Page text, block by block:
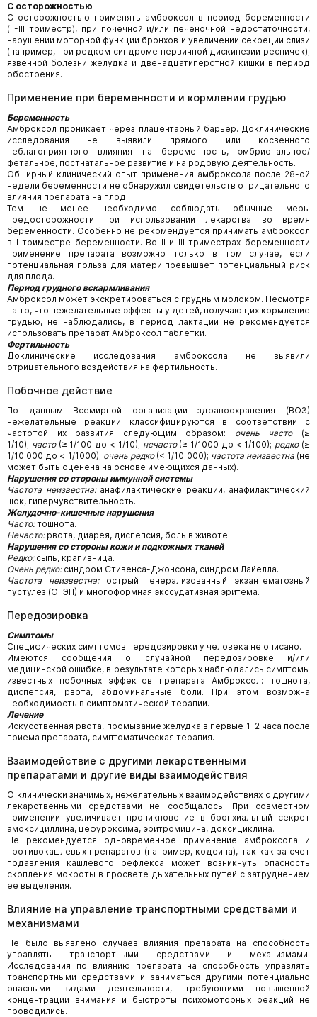
С осторожностью
С осторожностью применять амброксол в период беременности
(II-III триместр), при почечной и/или печеночной недостаточности,
нарушении моторной функции бронхов и увеличении секреции слизи
(например, при редком синдроме первичной дискинезии ресничек);
язвенной болезни желудка и двенадцатиперстной кишки в период
обострения.
Применение при беременности и кормлении грудью
Беременность
Амброксол проникает через плацентарный барьер. Доклинические
исследования не выявили прямого или косвенного
неблагоприятного влияния на беременность, эмбриональное/
фетальное, постнатальное развитие и на родовую деятельность.
Обширный клинический опыт применения амброксола после 28-ой
недели беременности не обнаружил свидетельств отрицательного
влияния препарата на плод.
Тем не менее необходимо соблюдать обычные меры
предосторожности при использовании лекарства во время
беременности. Особенно не рекомендуется принимать амброксол
в I триместре беременности. Во II и III триместрах беременности
применение препарата возможно только в том случае, если
потенциальная польза для матери превышает потенциальный риск
для плода.
Период грудного вскармливания
Амброксол может экскретироваться с грудным молоком. Несмотря
на то, что нежелательные эффекты у детей, получающих кормление
грудью, не наблюдались, в период лактации не рекомендуется
использовать препарат Амброксол таблетки.
Фертильность
Доклинические исследования амброксола не выявили
отрицательного воздействия на фертильность.
Побочное действие
По данным Всемирной организации здравоохранения (ВОЗ)
нежелательные реакции классифицируются в соответствии с
частотой их развития следующим образом: очень часто(≥
1/10); часто(≥ 1/100 до < 1/10); нечасто(≥ 1/1000 до < 1/100); редко(≥
1/10 000 до < 1/1000); очень редко(< 1/10 000); частота неизвестна(не
может быть оценена на основе имеющихся данных).
Нарушения со стороны иммунной системы
Частота неизвестна:анафилактические реакции, анафилактический
шок, гиперчувствительность.
Желудочно-кишечные нарушения
Часто:тошнота.
Нечасто:рвота, диарея, диспепсия, боль в животе.
Нарушения со стороны кожи и подкожных тканей
Редко:сыпь, крапивница.
Очень редко:синдром Стивенса-Джонсона, синдром Лайелла.
Частота неизвестна:острый генерализованный экзантематозный
пустулез (ОГЭП) и многоформная экссудативная эритема.
Передозировка
Симптомы
Специфических симптомов передозировки у человека не описано.
Имеются сообщения о случайной передозировке и/или
медицинской ошибке, в результате которых наблюдались симптомы
известных побочных эффектов препарата Амброксол: тошнота,
диспепсия, рвота, абдоминальные боли. При этом возможна
необходимость в симптоматической терапии.
Лечение
Искусственная рвота, промывание желудка в первые 1-2 часа после
приема препарата, симптоматическая терапия.
Взаимодействие с другими лекарственными
препаратами и другие виды взаимодействия
О клинически значимых, нежелательных взаимодействиях с другими
лекарственными средствами не сообщалось. При совместном
применении увеличивает проникновение в бронхиальный секрет
амоксициллина, цефуроксима, эритромицина, доксициклина.
Не рекомендуется одновременное применение амброксола и
противокашлевых препаратов (например, кодеина), так как за счет
подавления кашлевого рефлекса может возникнуть опасность
скопления мокроты в просвете дыхательных путей с затруднением
ее выделения.
Влияние на управление транспортными средствами и
механизмами
Не было выявлено случаев влияния препарата на способность
управлять транспортными средствами и механизмами.
Исследования по влиянию препарата на способность управлять
транспортными средствами и заниматься другими потенциально
опасными видами деятельности, требующими повышенной
концентрации внимания и быстроты психомоторных реакций не
проводились.